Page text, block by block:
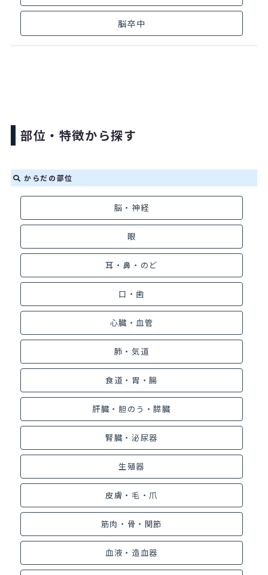
脳卒中
部位・特徴から探す
からだの部位
脳・神経
眼
耳・鼻・のど
口・歯
心臓・血管
肺・気道
食道・胃・腸
肝臓・胆のう・膵臓
腎臓・泌尿器
生殖器
皮膚・毛・爪
筋肉・骨・関節
血液・造血器